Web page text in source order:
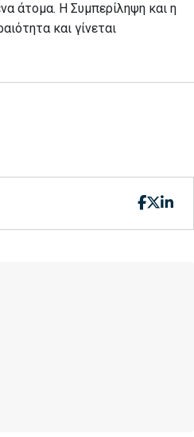
άτομα. Η Συμπερίληψη και η
και γίνεται